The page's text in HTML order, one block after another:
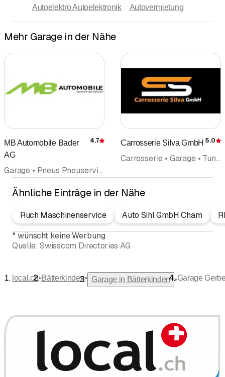
Autoelektro Autoelektronik
Autovermietung
Mehr Garage in der Nähe
MB Automobile Bader
AG
Bewertung
4.7
Garage • Pneus Pneuservice • Autohandel Occasionshandel • Autovertretung • Nutzfahrzeuge • Autozubehör Autobestandteile • Reparaturen
Carrosserie Silva GmbH 5.0
Carrosserie • Garage • Tuning • Autozubehör Autobestandteile • Autospritzwerk
Ähnliche Einträge in der Nähe
Ruch Maschinenservice Auto Sihl GmbH Cham
* wünscht keine Werbung
Quelle: Swisscom Directories AG
local.ch•Bätterkinden• Garage in Bätterkinden •Garage